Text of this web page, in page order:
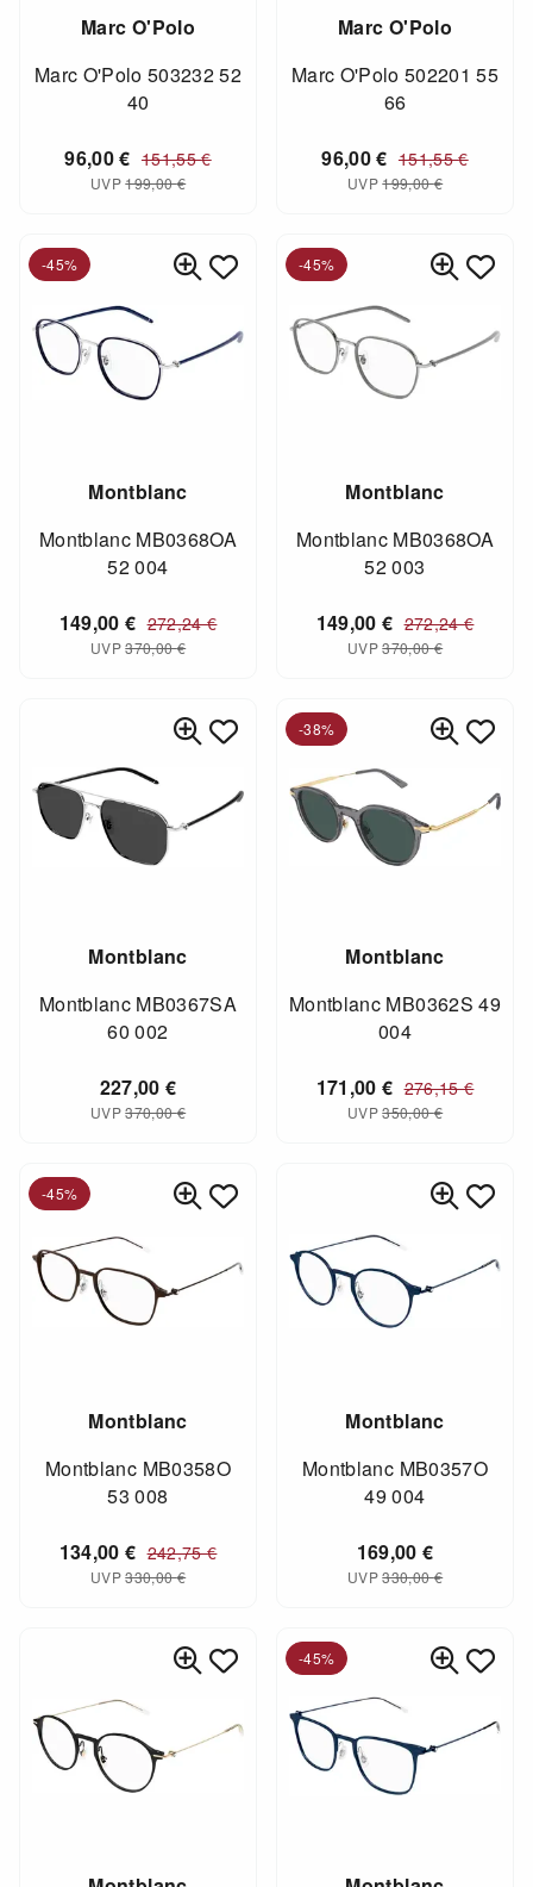
Marc O'Polo
Marc O'Polo 503232 52
40
96,00€ 151,55€
UVP199,00€
Marc O'Polo
Marc O'Polo 502201 55
66
96,00€ 151,55€
UVP199,00€
Montblanc
Montblanc MB0368OA
52 004
149,00€ 272,24€
UVP370,00€
-45%
Montblanc
Montblanc MB0368OA
52 003
149,00€ 272,24€
UVP370,00€
-45%
Montblanc
Montblanc MB0367SA
60 002
227,00€
UVP370,00€
Montblanc
Montblanc MB0362S 49
004
171,00€ 276,15€
UVP350,00€
-38%
Montblanc
Montblanc MB0358O
53 008
134,00€ 242,75€
UVP330,00€
-45%
Montblanc
Montblanc MB0357O
49 004
169,00€
UVP330,00€
-45%